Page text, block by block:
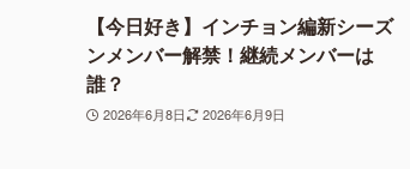
【今日好き】インチョン編新シーズ
ンメンバー解禁！継続メンバーは
誰？
2026年6月8日 2026年6月9日